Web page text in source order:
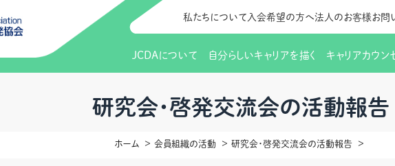
私たちについて 入会希望の方へ法人のお客様お問
JCDAについて
JCDAのビジョン 理事長からの
自分らしいキャリアを描く キャリアカウン
入会のご案内 会員向けサポ
支部のご紹介 支部・地区一
研修情報（お知らせ） 更新講習
（更新講習・スキルアップ）
のIDをお持ち
研究会・啓発交流会の活動報告
ホーム 会員組織の活動 研究会・啓発交流会の活動報告